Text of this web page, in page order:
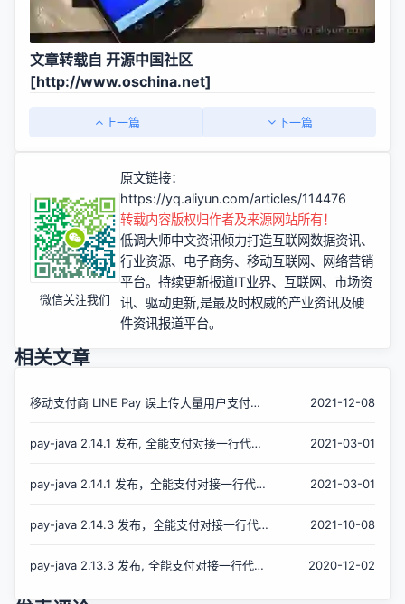
文章转载自 开源中国社区
[http://www.oschina.net]
上一篇 下一篇
微信关注我们
原文链接：
https://yq.aliyun.com/articles/114476
转载内容版权归作者及来源网站所有！
低调大师中文资讯倾力打造互联网数据资讯、
行业资源、电子商务、移动互联网、网络营销
平台。持续更新报道IT业界、互联网、市场资
讯、驱动更新,是最及时权威的产业资讯及硬
件资讯报道平台。
相关文章
移动支付商 LINE Pay 误上传大量用户支付数
2021-12-08
pay-java 2.14.1 发布, 全能支付对接一行代码
2021-03-01
pay-java 2.14.1 发布，全能支付对接一行代码
2021-03-01
pay-java 2.14.3 发布，全能支付对接一行代码
2021-10-08
pay-java 2.13.3 发布, 全能支付对接一行代码
2020-12-02